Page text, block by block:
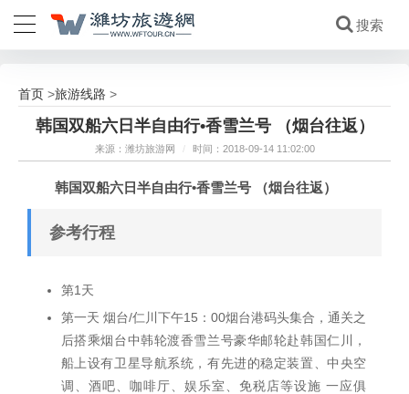
首页 >旅游线路 >
韩国双船六日半自由行•香雪兰号 （烟台往返）
来源：潍坊旅游网 / 时间：2018-09-14 11:02:00
韩国双船六日半自由行•香雪兰号 （烟台往返）
参考行程
第1天
第一天 烟台/仁川下午15：00烟台港码头集合，通关之
后搭乘烟台中韩轮渡香雪兰号豪华邮轮赴韩国仁川，
船上设有卫星导航系统，有先进的稳定装置、中央空
调、酒吧、咖啡厅、娱乐室、免税店等设施 一应俱